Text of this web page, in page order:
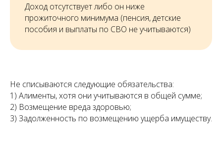
Доход отсутствует либо он ниже
прожиточного минимума (пенсия, детские
пособия и выплаты по СВО не учитываются)
Не списываются следующие обязательства:
1) Алименты, хотя они учитываются в общей сумме;
2) Возмещение вреда здоровью;
3) Задолженность по возмещению ущерба имуществу.